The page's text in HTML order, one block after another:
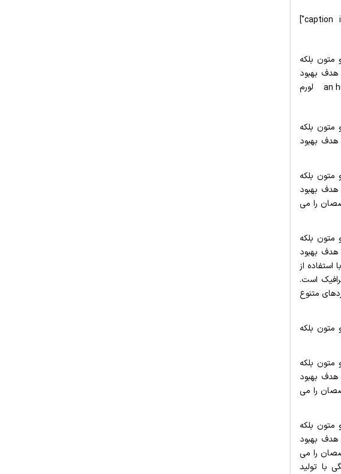
متون بلکه
هدف بهبود
لورم
متون بلکه
هدف بهبود
متون بلکه
هدف بهبود
را می
متون بلکه
هدف بهبود
از
است.
متنوع
متون بلکه
متون بلکه
هدف بهبود
را می
متون بلکه
هدف بهبود
را می
با تولید